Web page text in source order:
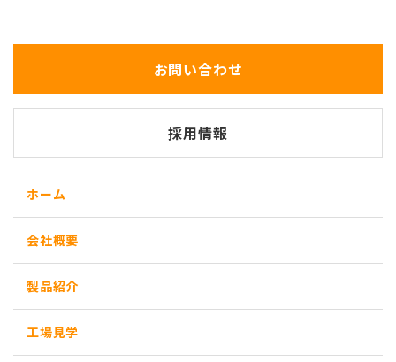
お問い合わせ
採用情報
ホーム
会社概要
製品紹介
工場見学